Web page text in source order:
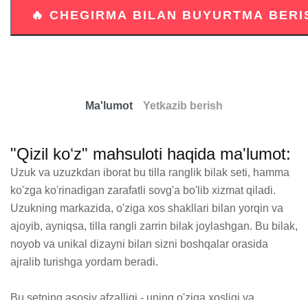
Ma'lumot Yetkazib berish
"Qizil koʻz" mahsuloti haqida ma'lumot:
Uzuk va uzuzkdan iborat bu tilla ranglik bilak seti, hamma
ko'zga ko'rinadigan zarafatli sovg'a bo'lib xizmat qiladi.
Uzukning markazida, o'ziga xos shakllari bilan yorqin va
ajoyib, ayniqsa, tilla rangli zarrin bilak joylashgan. Bu bilak,
noyob va unikal dizayni bilan sizni boshqalar orasida
ajralib turishga yordam beradi.
Bu setning asosiy afzalligi - uning o'ziga xosligi va